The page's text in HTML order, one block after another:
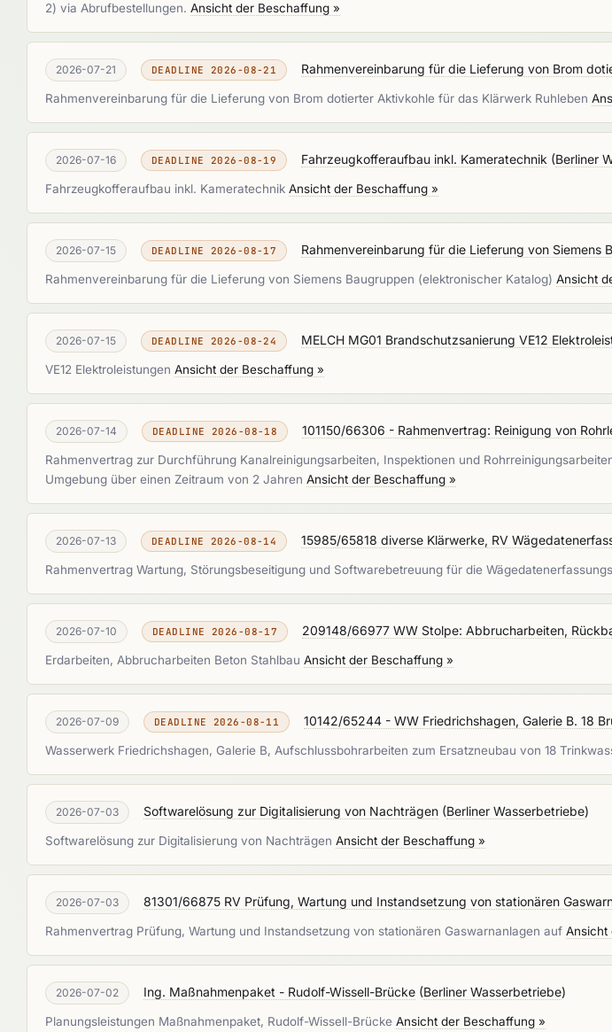
2) via Abrufbestellungen. Ansicht der Beschaffung »
2026-07-21 DEADLINE 2026-08-21 Rahmenvereinbarung für die Lieferung von Brom
Rahmenvereinbarung für die Lieferung von Brom dotierter Aktivkohle für das Klärwerk Ruhleben
2026-07-16 DEADLINE 2026-08-19 Fahrzeugkofferaufbau inkl. Kameratechnik (Berliner
Fahrzeugkofferaufbau inkl. Kameratechnik Ansicht der Beschaffung »
2026-07-15 DEADLINE 2026-08-17 Rahmenvereinbarung für die Lieferung von Siemens
Rahmenvereinbarung für die Lieferung von Siemens Baugruppen (elektronischer Katalog) Ansicht
2026-07-15 DEADLINE 2026-08-24 MELCH MG01 Brandschutzsanierung VE12
VE12 Elektroleistungen Ansicht der Beschaffung »
2026-07-14 DEADLINE 2026-08-18 101150/66306 - Rahmenvertrag: Reinigung von
Rahmenvertrag zur Durchführung Kanalreinigungsarbeiten, Inspektionen und
Umgebung über einen Zeitraum von 2 Jahren Ansicht der Beschaffung »
2026-07-13 DEADLINE 2026-08-14 15985/65818 diverse Klärwerke, RV
Rahmenvertrag Wartung, Störungsbeseitigung und Softwarebetreuung für die
2026-07-10 DEADLINE 2026-08-17 209148/66977 WW Stolpe: Abbrucharbeiten,
Erdarbeiten, Abbrucharbeiten Beton Stahlbau Ansicht der Beschaffung »
2026-07-09 DEADLINE 2026-08-11 10142/65244 - WW Friedrichshagen, Galerie B. 18
Wasserwerk Friedrichshagen, Galerie B, Aufschlussbohrarbeiten zum Ersatzneubau von 18
2026-07-03 Softwarelösung zur Digitalisierung von Nachträgen (Berliner Wasserbetriebe)
Softwarelösung zur Digitalisierung von Nachträgen Ansicht der Beschaffung »
2026-07-03 81301/66875 RV Prüfung, Wartung und Instandsetzung von stationären
Rahmenvertrag Prüfung, Wartung und Instandsetzung von stationären Gaswarnanlagen auf Ansicht
2026-07-02 Ing. Maßnahmenpaket - Rudolf-Wissell-Brücke (Berliner Wasserbetriebe)
Planungsleistungen Maßnahmenpaket, Rudolf-Wissell-Brücke Ansicht der Beschaffung »